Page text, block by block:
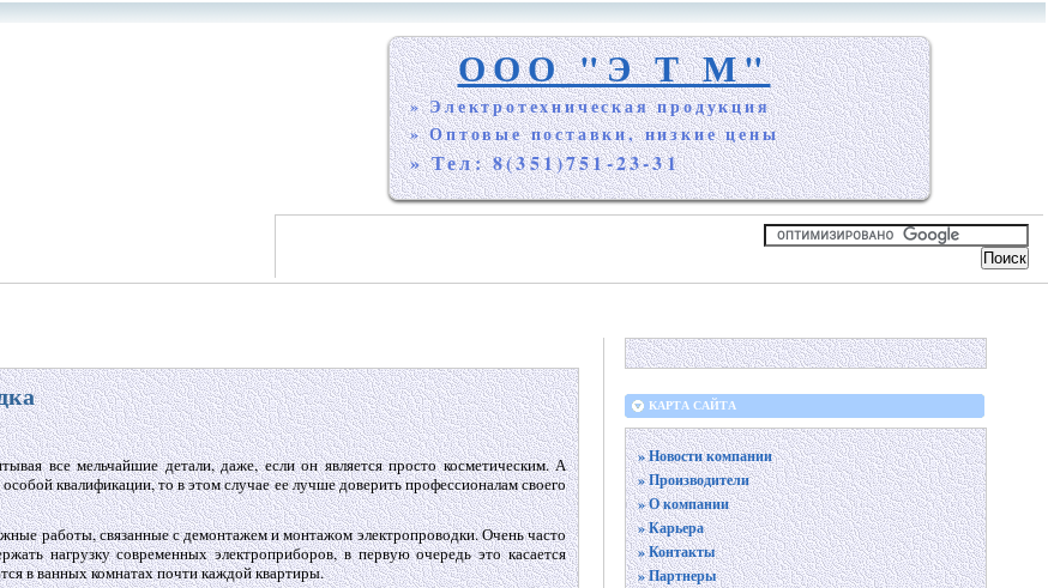
ООО "Э Т М"
» Электротехническая продукция
» Оптовые поставки, низкие цены
» Тел: 8(351)751-23-31
все мельчайшие детали, даже, если он является просто косметическим. А
квалификации, то в этом случае ее лучше доверить профессионалам своего
работы, связанные с демонтажем и монтажом электропроводки. Очень часто
нагрузку современных электроприборов, в первую очередь это касается
в ванных комнатах почти каждой квартиры.
КАРТА САЙТА
» Новости компании
» Производители
» О компании
» Карьера
» Контакты
» Партнеры